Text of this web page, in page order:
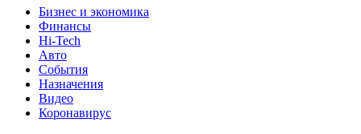
Бизнес и экономика
Финансы
Hi-Tech
Авто
События
Назначения
Видео
Коронавирус